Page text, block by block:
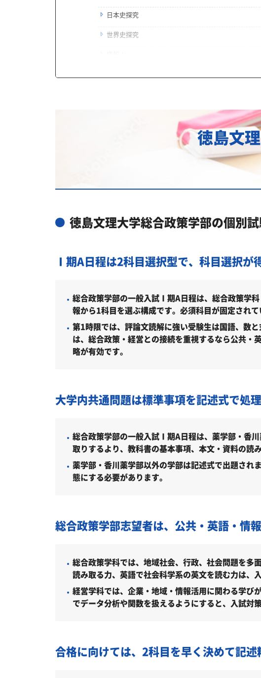
日本史探究
世界史探究
徳島文理大学総合政策学部合格に必要な勉強時
独学で失敗しない徳島文理大学総合政策学部受験勉
徳島文理大学総合政策学部受験対策で学習管
2027年度（令和9年度）徳島文理大学総合政
カリキュラムや料金についてお気軽にご相談く
徳島文理大学総合政策学部の入試日程
徳島文理大学総合政策学部の入試方式
総合型選抜入試（2027年度）
指定校制推薦入試（2027年度）
公募制推薦入試（2027年度）
一般入試 I期B日程（2027年度）
一般入試 III期 CBT（2027年度）
大学入学共通テスト利用入試（2027年度）
徳島文理大学総合政策学部はどんなところ？
取得できる資格・主な卒業後の進路
徳島文理大学総合政策学部の所在地
徳島文理大学総合政策学部の周辺地図
「徳島文理大学総合政策学部に受かる気がし
不登校・高卒認定者・通信制高校の徳島文理大
徳島文
徳島文理大学総合政策学部の個別
Ⅰ期A日程は2科目選択型で、科目選択が
総合政策学部の一般入試Ⅰ期A日程は、総合政策学
報から1科目を選ぶ構成です。必須科目が固定され
第1時限では、評論文読解に強い受験生は国語、数
は、総合政策・経営との接続を重視するなら公共・
略が有効です。
大学内共通問題は標準事項を記述式で処
総合政策学部の一般入試Ⅰ期A日程は、薬学部・香
取りするより、教科書の基本事項、本文・資料の読
薬学部・香川薬学部以外の学部は記述式で出題され
態にする必要があります。
総合政策学部志望者は、公共・英語・情
総合政策学科では、地域社会、行政、社会問題を多
読み取る力、英語で社会科学系の英文を読む力は、
経営学科では、企業・地域・情報活用に関わる学
でデータ分析や関数を扱えるようにすると、入試対
合格に向けては、2科目を早く決めて記述